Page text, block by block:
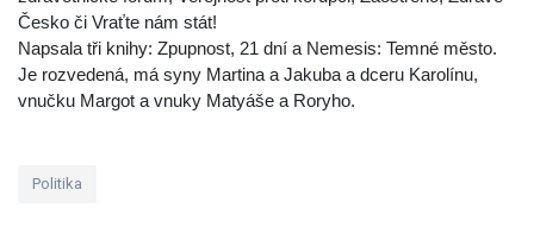
Česko či Vraťte nám stát!
Napsala tři knihy: Zpupnost, 21 dní a Nemesis: Temné město.
Je rozvedená, má syny Martina a Jakuba a dceru Karolínu,
vnučku Margot a vnuky Matyáše a Roryho.
Politika